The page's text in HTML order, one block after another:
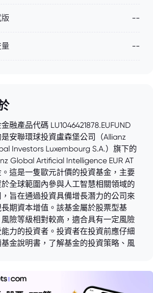
--
--
融產品代碼 LU1046421878.EUFUND
安聯環球投資盧森堡公司（Allianz
Investors Luxembourg S.A.）旗下的
Global Artificial Intelligence EUR AT
這是一隻歐元計價的投資基金，主要
全球範圍內參與人工智慧相關領域的
旨在通過投資具備增長潛力的公司來
期資本增值。該基金屬於股票型基
險等級相對較高，適合具有一定風險
力的投資者。投資者在投資前應仔細
基金說明書，了解基金的投資策略、風